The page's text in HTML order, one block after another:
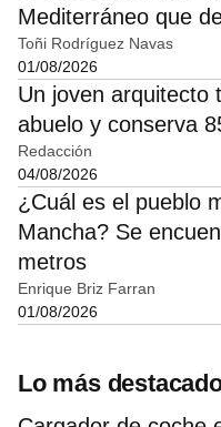
Mediterráneo que
Toñi Rodríguez Navas
01/08/2026
Un joven arquitecto
abuelo y conserva
Redacción
04/08/2026
¿Cuál es el pueblo
Mancha? Se
metros
Enrique Briz Farran
01/08/2026
Lo más